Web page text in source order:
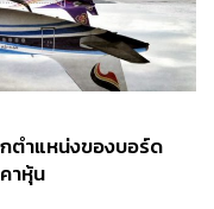
ตำแหน่งของบอร์ด
าหุ้น